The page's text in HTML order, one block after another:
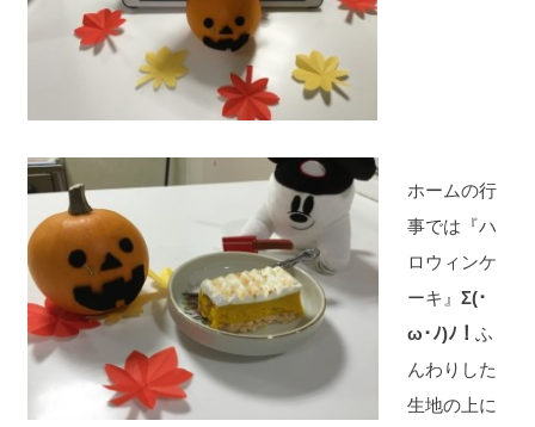
ホームの行
事では『ハ
ロウィンケ
ーキ』Σ(･
ω･ﾉ)ﾉ！ふ
んわりした
生地の上に